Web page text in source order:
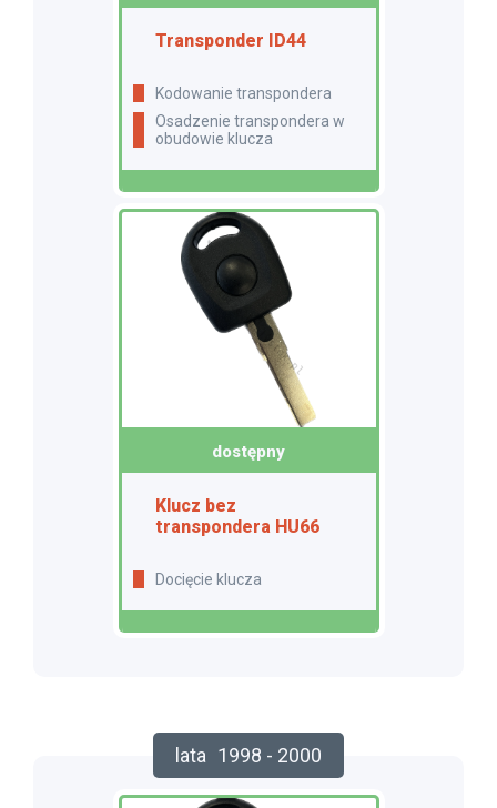
Transponder ID44
Kodowanie transpondera
Osadzenie transpondera w
obudowie klucza
dostępny
Klucz bez
transpondera HU66
Docięcie klucza
lata 1998 - 2000